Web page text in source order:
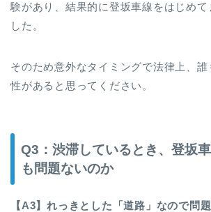
験があり、結果的に登坂車線をはじめて
した。
そのため意外なタイミングで法律上、
性があると思ってください。
Q3：渋滞しているとき、登坂
も問題ないのか
【A3】れっきとした「道路」なので問